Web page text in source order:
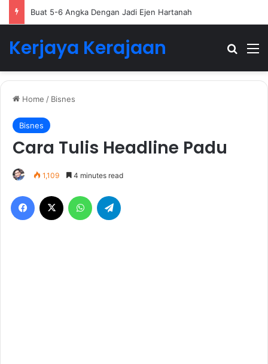
Buat 5-6 Angka Dengan Jadi Ejen Hartanah
Kerjaya Kerajaan
Home / Bisnes
Bisnes
Cara Tulis Headline Padu
1,109 4 minutes read
Facebook WhatsApp